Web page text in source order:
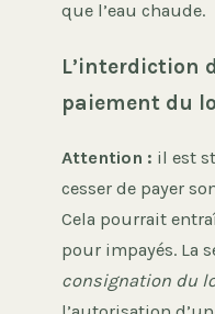
que l’eau chaude.
L’interdiction
paiement du
Attention : il est
cesser de payer
Cela pourrait
pour impayés. La
consignation du